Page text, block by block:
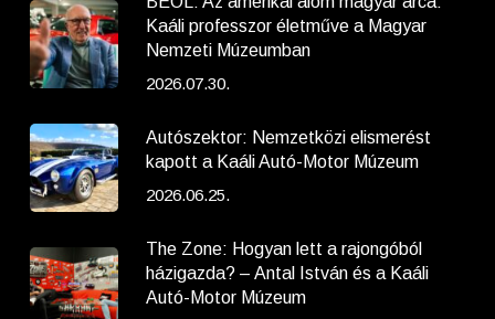
Kaáli professzor életműve a Magyar
Nemzeti Múzeumban
2026.07.30.
Autószektor: Nemzetközi elismerést
kapott a Kaáli Autó-Motor Múzeum
2026.06.25.
The Zone: Hogyan lett a rajongóból
házigazda? – Antal István és a Kaáli
Autó-Motor Múzeum